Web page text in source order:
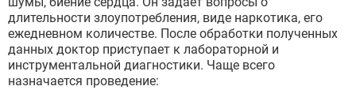
длительности злоупотребления, виде наркотика, его
ежедневном количестве. После обработки полученных
данных доктор приступает к лабораторной и
инструментальной диагностики. Чаще всего
назначается проведение: